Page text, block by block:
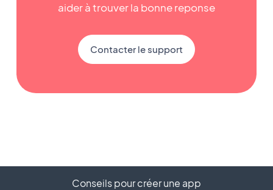
aider à trouver la bonne reponse
Contacter le support
Conseils pour créer une app